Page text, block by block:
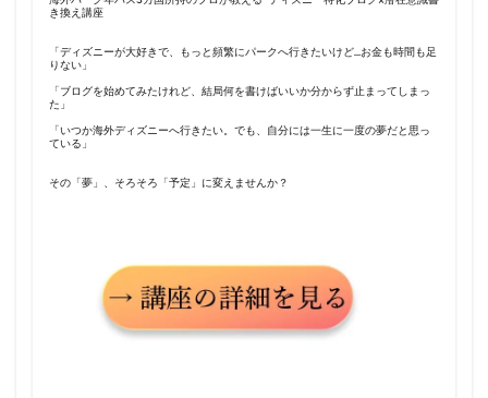
き換え講座
「ディズニーが大好きで、もっと頻繁にパークへ行きたいけど…お金も時間も足
りない」
「ブログを始めてみたけれど、結局何を書けばいいか分からず止まってしまっ
た」
「いつか海外ディズニーへ行きたい。でも、自分には一生に一度の夢だと思っ
ている」
その「夢」、そろそろ「予定」に変えませんか？